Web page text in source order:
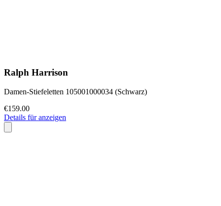
Ralph Harrison
Damen-Stiefeletten 105001000034 (Schwarz)
€159.00
Details für anzeigen